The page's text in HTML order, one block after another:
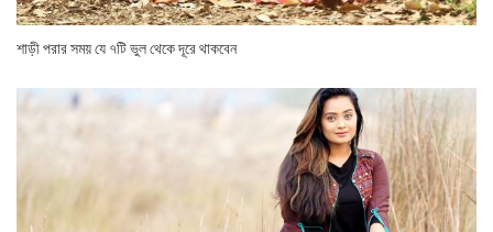
শাড়ী পরার সময় যে ৭টি ভুল থেকে দূরে থাকবেন